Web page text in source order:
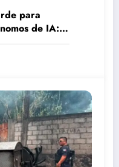
para
de IA: